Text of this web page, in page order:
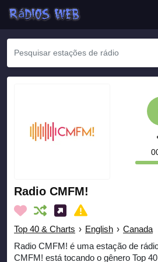
Radio CMFM!
Top 40 & Charts › English › Canada
Radio CMFM! é uma estação de
CMFM! está tocando o gênero Top